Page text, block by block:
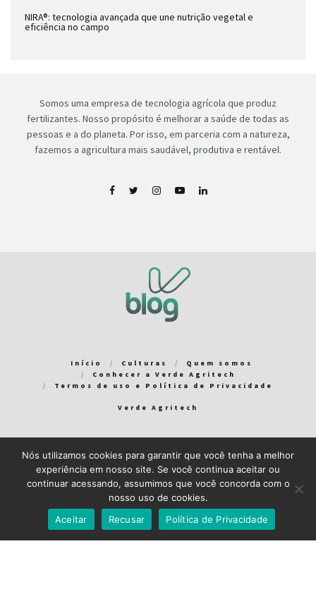
NIRA®: tecnologia avançada que une nutrição vegetal e
eficiência no campo
Somos uma empresa de tecnologia agrícola que produz
fertilizantes. Nosso propósito é melhorar a saúde de todas as
pessoas e a do planeta. Por isso, em parceria com a natureza,
fazemos a agricultura mais saudável, produtiva e rentável.
Início Culturas
Quem somos
Conhecer a Verde Agritech
Termos de uso e Política de Privacidade
Verde Agritech
Bem-vindo ao Verde Blog! Para que a sua experiência em nosso
blog seja a melhor possível, utilizamos cookies. Você pode
aceitar ou gerenciar seus cookiesaqui.
Recuso Close GDPR Cookie Banner
Nós utilizamos cookies para garantir que você tenha a melhor
experiência em nosso site. Se você continua aceitar ou
continuar acessando, assumimos que você concorda com o
nosso uso de cookies.
Aceitar
Recusar Política de Privacidade